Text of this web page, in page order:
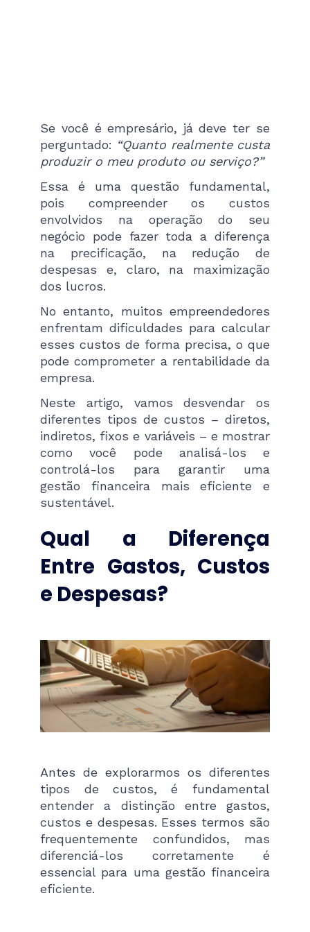
Se você é empresário, já deve ter se
perguntado: “Quanto realmente custa
produzir o meu produto ou serviço?”
Essa é uma questão fundamental,
pois compreender os custos
envolvidos na operação do seu
negócio pode fazer toda a diferença
na precificação, na redução de
despesas e, claro, na maximização
dos lucros.
No entanto, muitos empreendedores
enfrentam dificuldades para calcular
esses custos de forma precisa, o que
pode comprometer a rentabilidade da
empresa.
Neste artigo, vamos desvendar os
diferentes tipos de custos – diretos,
indiretos, fixos e variáveis – e mostrar
como você pode analisá-los e
controlá-los para garantir uma
gestão financeira mais eficiente e
sustentável.
Qual a Diferença
Entre Gastos, Custos
e Despesas?
Antes de explorarmos os diferentes
tipos de custos, é fundamental
entender a distinção entre gastos,
custos e despesas. Esses termos são
frequentemente confundidos, mas
diferenciá-los corretamente é
essencial para uma gestão financeira
eficiente.